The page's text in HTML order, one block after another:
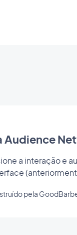
Audience
a interação e
pela